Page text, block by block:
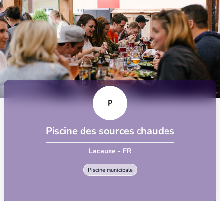
P
Piscine des sources chaudes
Lacaune - FR
Piscine municipale